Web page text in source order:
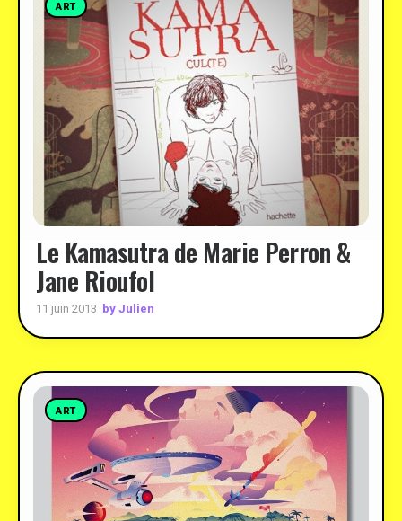
ART
Le Kamasutra de Marie Perron &
Jane Rioufol
11 juin 2013 by Julien
ART